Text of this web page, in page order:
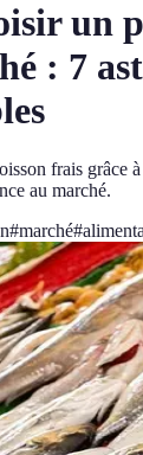
un
: 7
frais grâce à
au marché.
#marché#